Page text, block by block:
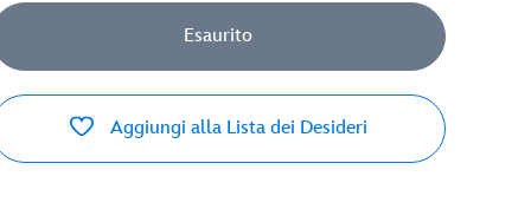
Esaurito
Aggiungi alla Lista dei Desideri